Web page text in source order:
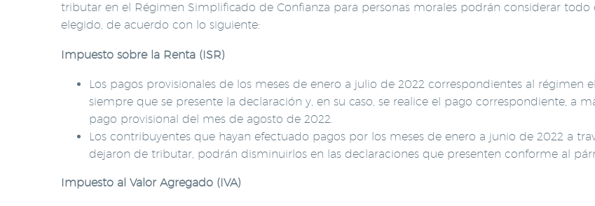
tributar en el Régimen Simplificado de Confianza para personas morales podrán considerar todo
elegido, de acuerdo con lo siguiente:
Impuesto sobre la Renta (ISR)
Los pagos provisionales de los meses de enero a julio de 2022 correspondientes al
siempre que se presente la declaración y, en su caso, se realice el pago correspondiente, a
pago provisional del mes de agosto de 2022.
Los contribuyentes que hayan efectuado pagos por los meses de enero a junio de 2022 a
dejaron de tributar, podrán disminuirlos en las declaraciones que presenten conforme al
Impuesto al Valor Agregado (IVA)